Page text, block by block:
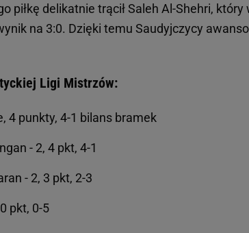
piłkę delikatnie trącił Saleh Al-Shehri, który
na 3:0. Dzięki temu Saudyjczycy
Ligi Mistrzów:
4 punkty, 4-1 bilans bramek
- 2, 4 pkt, 4-1
- 2, 3 pkt, 2-3
pkt, 0-5